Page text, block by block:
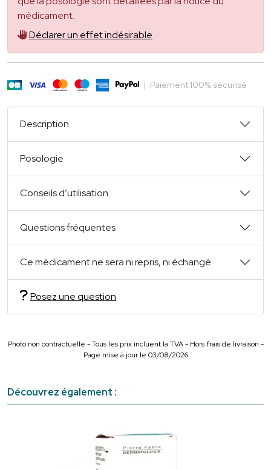
médicament.
Déclarer un effet indésirable
| Paiement 100% sécurisé
Description
Posologie
Conseils d’utilisation
Questions fréquentes
Ce médicament ne sera ni repris, ni échangé
Posez une question
Photo non contractuelle - Tous les prix incluent la TVA - Hors frais de livraison -
Page mise à jour le 03/08/2026
Découvrez également :